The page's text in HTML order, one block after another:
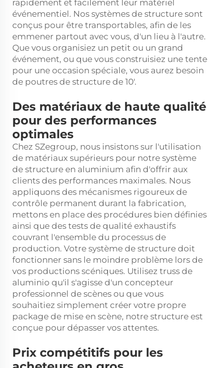
rapidement et facilement leur matériel
événementiel. Nos systèmes de structure sont
conçus pour être transportables, afin de les
emmener partout avec vous, d'un lieu à l'autre.
Que vous organisiez un petit ou un grand
événement, ou que vous construisiez une tente
pour une occasion spéciale, vous aurez besoin
de poutres de structure de 10'.
Des matériaux de haute qualité
pour des performances
optimales
Chez SZegroup, nous insistons sur l'utilisation
de matériaux supérieurs pour notre système
de structure en aluminium afin d'offrir aux
clients des performances maximales. Nous
appliquons des mécanismes rigoureux de
contrôle permanent durant la fabrication,
mettons en place des procédures bien définies
ainsi que des tests de qualité exhaustifs
couvrant l'ensemble du processus de
production. Votre système de structure doit
fonctionner sans le moindre problème lors de
vos productions scéniques. Utilisez truss de
aluminio qu'il s'agisse d'un concepteur
professionnel de scènes ou que vous
souhaitiez simplement créer votre propre
package de mise en scène, notre structure est
conçue pour dépasser vos attentes.
Prix compétitifs pour les